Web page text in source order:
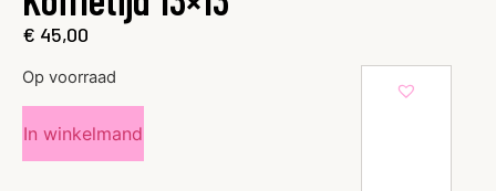
€ 45,00
Op voorraad
In winkelmand